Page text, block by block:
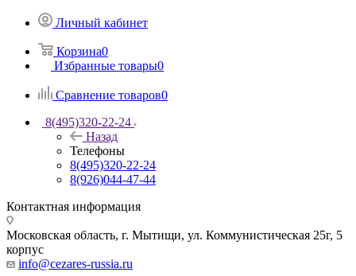
Личный кабинет
Корзина0
Избранные товары0
Сравнение товаров0
8(495)320-22-24
Назад
Телефоны
8(495)320-22-24
8(926)044-47-44
Контактная информация
Московская область, г. Мытищи, ул. Коммунистическая 25г, 5
корпус
info@cezares-russia.ru